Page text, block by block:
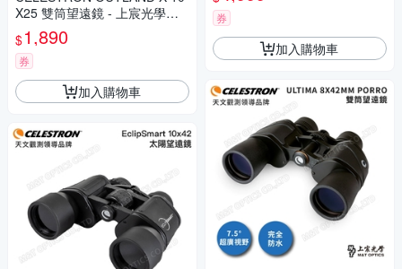
X25 雙筒望遠鏡 - 上宸光學台
灣總代理
$1,890
券
加入購物車
券
加入購物車